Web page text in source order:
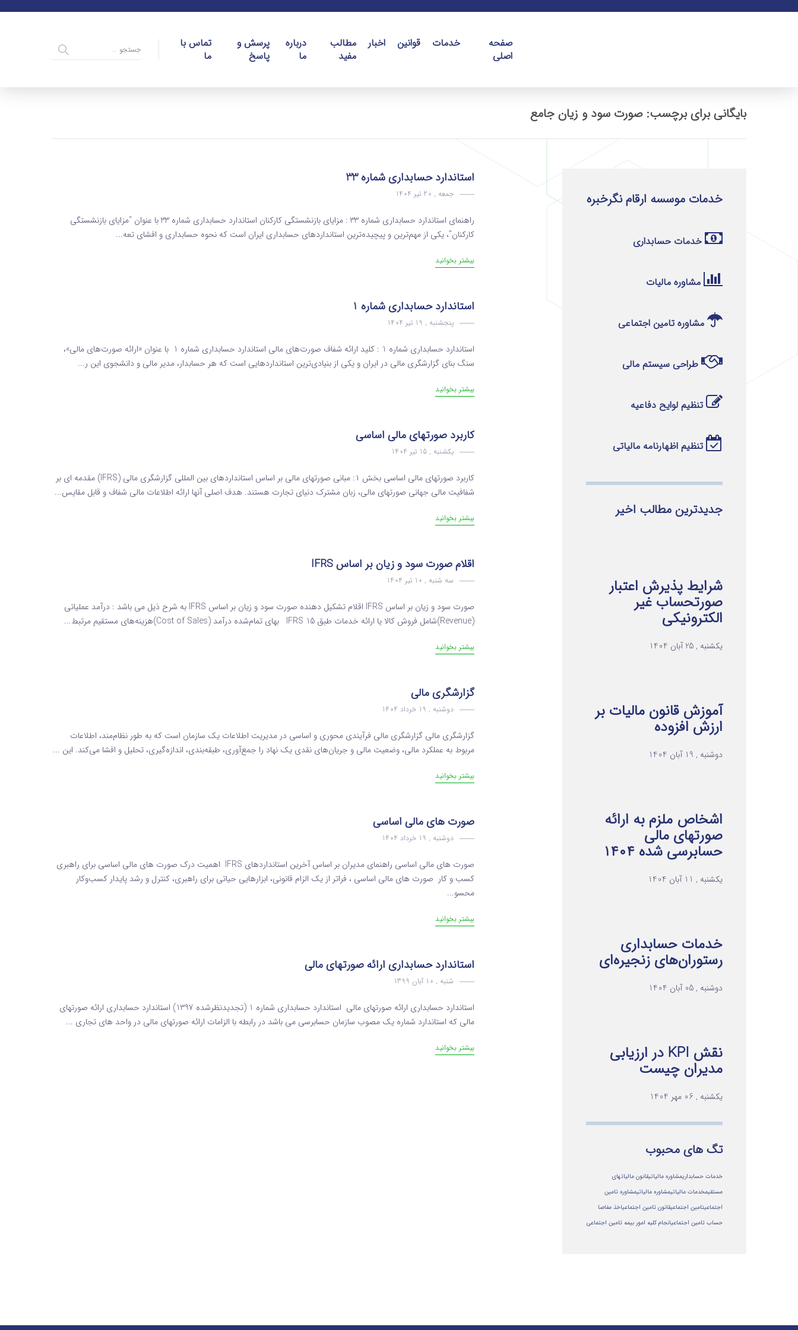
صفحه
اصلی
خدمات قوانین اخبار
مطالب
مفید
درباره
ما
پرسش و
پاسخ
تماس با
ما
بایگانی برای برچسب: صورت سود و زیان جامع
استاندارد حسابداری شماره 33
جمعه , 20 تیر 1404
راهنمای استاندارد حسابداری شماره 33 : مزایای بازنشستگی کارکنان استاندارد حسابداری شماره 33 با عنوان “مزایای بازنشستگی
کارکنان”، یکی از مهم‌ترین و پیچیده‌ترین استانداردهای حسابداری ایران است که نحوه حسابداری و افشای تعه...
بیشتر بخوانید
استاندارد حسابداری شماره 1
پنجشنبه , 19 تیر 1404
استاندارد حسابداری شماره 1 : کلید ارائه شفاف صورت‌های مالی استاندارد حسابداری شماره 1 با عنوان «ارائه صورت‌های مالی»،
سنگ بنای گزارشگری مالی در ایران و یکی از بنیادی‌ترین استانداردهایی است که هر حسابدار، مدیر مالی و دانشجوی این ر...
بیشتر بخوانید
کاربرد صورتهای مالی اساسی
یکشنبه , 15 تیر 1404
کاربرد صورتهای مالی اساسی بخش ۱: مبانی صورتهای مالی بر اساس استانداردهای بین المللی گزارشگری مالی (IFRS) مقدمه‌ ای بر
شفافیت مالی جهانی صورتهای مالی، زبان مشترک دنیای تجارت هستند. هدف اصلی آنها ارائه اطلاعات مالی شفاف و قابل مقایس...
بیشتر بخوانید
اقلام صورت سود و زیان بر اساس IFRS
سه شنبه , 10 تیر 1404
صورت سود و زیان بر اساس IFRS اقلام تشکیل دهنده صورت سود و زیان بر اساس IFRS به شرح ذیل می باشد : درآمد عملیاتی
(Revenue)شامل فروش کالا یا ارائه خدمات طبق IFRS 15 بهای تمام‌شده درآمد (Cost of Sales)هزینه‌های مستقیم مرتبط...
بیشتر بخوانید
گزارشگری مالی
دوشنبه , 19 خرداد 1404
گزارشگری مالی گزارشگری مالی فرآیندی محوری و اساسی در مدیریت اطلاعات یک سازمان است که به طور نظام‌مند، اطلاعات
مربوط به عملکرد مالی، وضعیت مالی و جریان‌های نقدی یک نهاد را جمع‌آوری، طبقه‌بندی، اندازه‌گیری، تحلیل و افشا می‌کند. این ...
بیشتر بخوانید
صورت های مالی اساسی
دوشنبه , 19 خرداد 1404
صورت های مالی اساسی راهنمای مدیران بر اساس آخرین استانداردهای IFRS اهمیت درک صورت های مالی اساسی برای راهبری
کسب و کار صورت های مالی اساسی ، فراتر از یک الزام قانونی، ابزارهایی حیاتی برای راهبری، کنترل و رشد پایدار کسب‌وکار
محسو...
بیشتر بخوانید
استاندارد حسابداری ارائه صورتهای مالی
شنبه , 10 آبان 1399
استاندارد حسابداری ارائه صورتهای مالی استاندارد حسابداری شماره 1 (تجدیدنظرشده 1397) استاندارد حسابداری ارائه صورتهای
مالی که استاندارد شماره یک مصوب سازمان حسابرسی می باشد در رابطه با الزامات ارائه صورتهای مالی در واحد های تجاری ...
بیشتر بخوانید
خدمات موسسه ارقام نگرخبره
خدمات حسابداری
مشاوره مالیات
مشاوره تامین اجتماعی
طراحی سیستم مالی
تنظیم لوایح دفاعیه
تنظیم اظهارنامه مالیاتی
جدیدترین مطالب اخیر
شرایط پذیرش اعتبار
صورتحساب غیر
الکترونیکی
یکشنبه , 25 آبان 1404
آموزش قانون مالیات بر
ارزش افزوده
دوشنبه , 19 آبان 1404
اشخاص ملزم به ارائه
صورتهای مالی
حسابرسی شده ۱۴۰۴
یکشنبه , 11 آبان 1404
خدمات حسابداری
رستوران‌های زنجیره‌ای
دوشنبه , 05 آبان 1404
نقش KPI در ارزیابی
مدیران چیست
یکشنبه , 06 مهر 1404
تگ های محبوب
خدمات حسابداریمشاوره مالیاتیقانون مالیاتهای
مستقیمخدمات مالیاتیمشاوره مالياتيمشاوره تامین
اجتماعیتامین اجتماعیقانون تامین اجتماعیاخذ مفاصا
حساب تامین اجتماعیانجام کلیه امور بیمه تامین اجتماعی